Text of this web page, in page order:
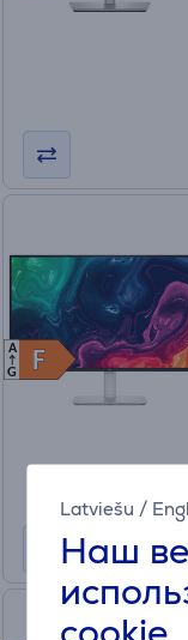
Latviešu /
Наш
F
F
A
G